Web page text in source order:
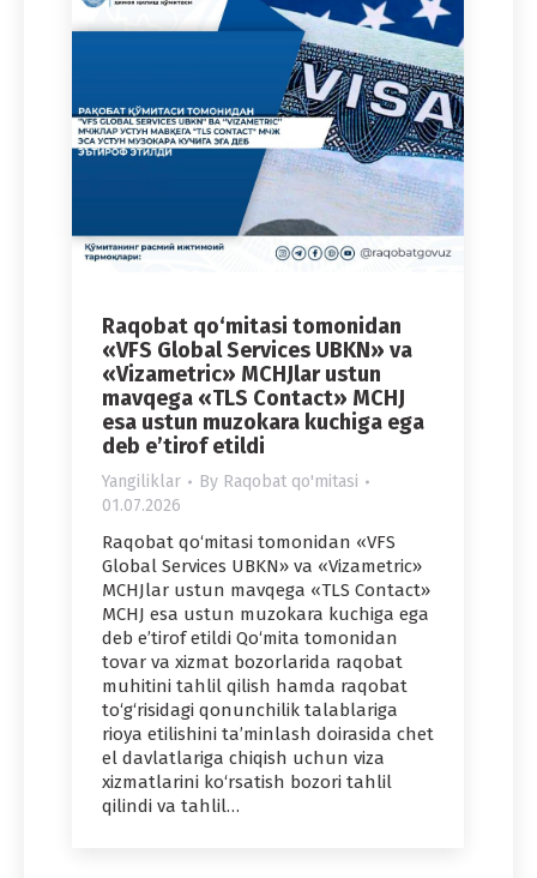
Raqobat qo‘mitasi tomonidan
«VFS Global Services UBKN» va
«Vizametric» MCHJlar ustun
mavqega «TLS Contact» MCHJ
esa ustun muzokara kuchiga ega
deb e’tirof etildi
Yangiliklar By Raqobat qo'mitasi
01.07.2026
Raqobat qo‘mitasi tomonidan «VFS
Global Services UBKN» va «Vizametric»
MCHJlar ustun mavqega «TLS Contact»
MCHJ esa ustun muzokara kuchiga ega
deb e’tirof etildi Qo‘mita tomonidan
tovar va xizmat bozorlarida raqobat
muhitini tahlil qilish hamda raqobat
to‘g‘risidagi qonunchilik talablariga
rioya etilishini ta’minlash doirasida chet
el davlatlariga chiqish uchun viza
xizmatlarini ko‘rsatish bozori tahlil
qilindi va tahlil…